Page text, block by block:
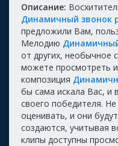
Описание:
Динамичный звонок
предложили Вам,
Мелодию
от других, необычное
можете просмотреть
композиция
бы сама искала Вас, и
своего победителя.
оценивать, и они
создаются, учитывая
клипы доступны